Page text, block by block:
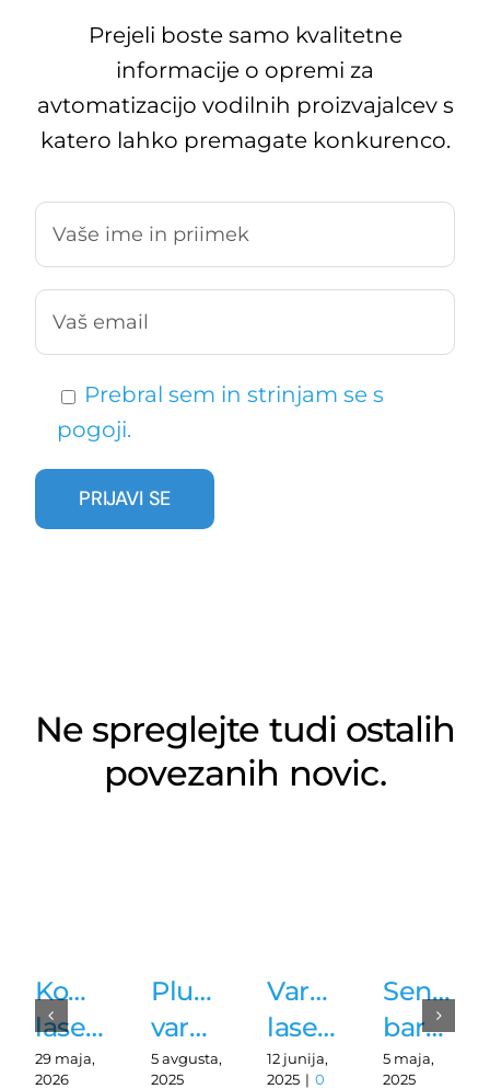
Prejeli boste samo kvalitetne
informacije o opremi za
avtomatizacijo vodilnih proizvajalcev s
katero lahko premagate konkurenco.
Prebral sem in strinjam se s
pogoji.
Ne spreglejte tudi ostalih
povezanih novic.
Kompaktni
laserski
senzor
29 maja,
2026
Plug&Safe
varnostni
radarski
5 avgusta,
2025
Varnostni
laserski
skener
12 junija,
2025 | 0
Senzorji
barve
CRT
5 maja,
2025